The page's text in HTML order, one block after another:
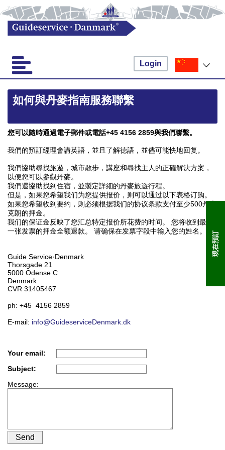
Login
如何與丹麥指南服務聯繫
您可以隨時通過電子郵件或電話+45 4156 2859與我們聯繫。
我們的預訂經理會講英語，並且了解德語，並儘可能快地回复。
我們協助尋找旅遊，城市散步，講座和尋找主人的正確解決方案，
以便您可以參觀丹麥。
我們還協助找到住宿，並製定詳細的丹麥旅遊行程。
但是，如果您希望我们为您提供报价，则可以通过以下表格订购。
如果您希望收到要约，则必须根据我们的协议条款支付至少500丹麦
克朗的押金。
我们的保证金反映了您汇总特定报价所花费的时间。 您将收到最后
一张发票的押金全额退款。 请确保在发票字段中输入您的姓名。
Guide Service·Denmark
Thorsgade 21
5000 Odense C
Denmark
CVR 31405467
ph: +45 4156 2859
E-mail: info@GuideserviceDenmark.dk
Your email:
Subject:
Message:
現在預訂